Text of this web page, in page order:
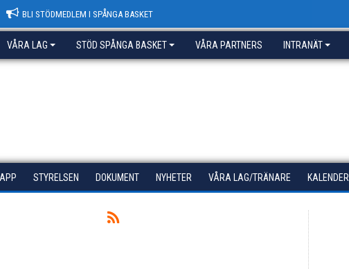
BLI STÖDMEDLEM I SPÅNGA BASKET
VÅRA LAG STÖD SPÅNGA BASKET VÅRA PARTNERS INTRANÄT
STYRELSEN DOKUMENT NYHETER VÅRA LAG/TRÄNARE KALENDER